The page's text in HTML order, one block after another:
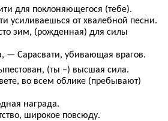
для поклоняющегося (тебе).
усиливаешься от хвалебной песни.
зим, (рожденная) для силы
— Сарасвати, убивающая врагов.
(ты –) высшая сила.
во всем облике (пребывают)
награда.
широкое повсюду.